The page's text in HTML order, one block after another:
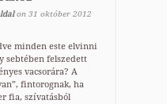
on 31 október 2012
minden este elvinni
sebtében felszedett
vacsorára? A
fintorognak, ha
fia, szívatásból